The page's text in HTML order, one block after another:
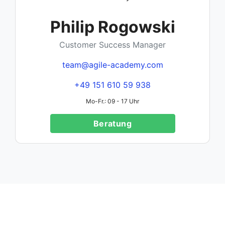
Philip Rogowski
Customer Success Manager
team@agile-academy.com
+49 151 610 59 938
Mo-Fr.: 09 - 17 Uhr
Beratung